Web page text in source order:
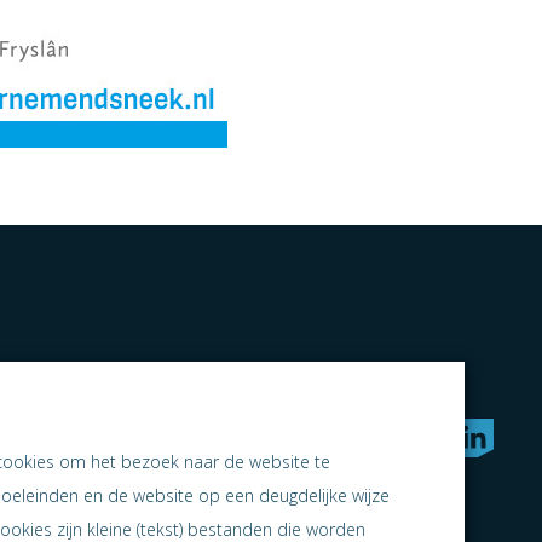
om het bezoek naar de website te
en de website op een deugdelijke wijze
zijn kleine (tekst) bestanden die worden